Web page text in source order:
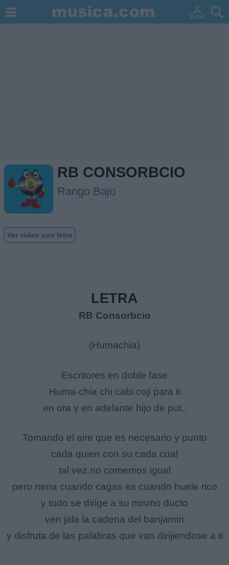
RB CONSORBCIO
Rango Bajo
Ver vídeo con letra
LETRA
RB Consorbcio
(Humachia)
Escritores en doble fase
Huma-chia chi cabi coji para ti
en ora y en adelante hijo de put..
Tomando el aire que es necesario y punto
cada quien con su cada cual
tal vez no comemos igual
pero nena cuando cagas es cuando huele rico
y todo se dirige a su mismo ducto
ven jala la cadena del banjamin
y disfruta de las palabras que van dirijiendose a ti